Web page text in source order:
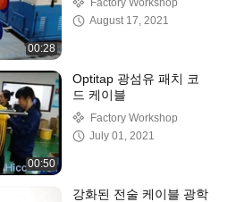
00:28
1000mtr)
Factory Workshop
August 17, 2021
00:50
Optitap 광섬유 패치 코
드 케이블
Factory Workshop
July 01, 2021
강화된 전술 케이블 광학